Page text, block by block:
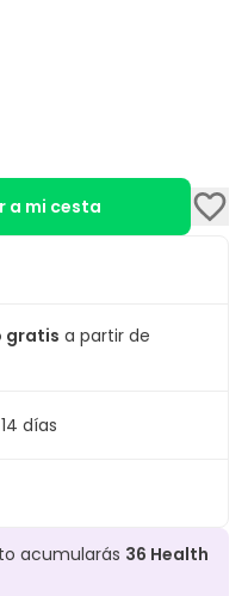
a mi cesta
gratis a partir de
14 días
acumularás 36 Health